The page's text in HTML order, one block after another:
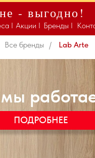
- выгодно!
Бренды I
Акции I
I
Все бренды / Lab Arte